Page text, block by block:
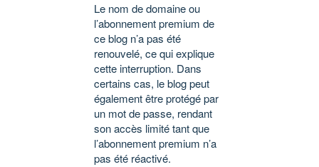
Le nom de domaine ou
l’abonnement premium de
ce blog n’a pas été
renouvelé, ce qui explique
cette interruption. Dans
certains cas, le blog peut
également être protégé par
un mot de passe, rendant
son accès limité tant que
l’abonnement premium n’a
pas été réactivé.